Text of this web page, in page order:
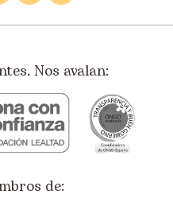
Nos avalan:
de: